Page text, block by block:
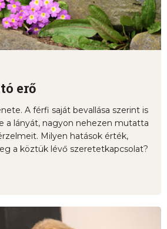
erő
A férfi saját bevallása szerint is
a lányát, nagyon nehezen mutatta
Milyen hatások érték,
a köztük lévő szeretetkapcsolat?